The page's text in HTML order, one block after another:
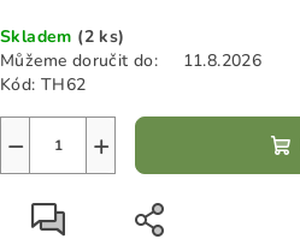
cena:
Skladem (2 ks)
Můžeme doručit do:
11.8.2026
Kód: TH62
+
−